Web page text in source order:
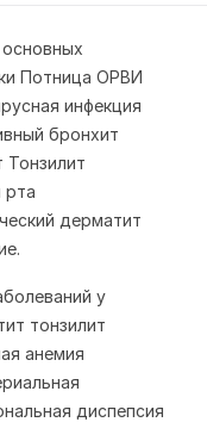
Потница ОРВИ
инфекция
бронхит
Тонзилит
рта
дерматит
у
тонзилит
анемия
диспепсия